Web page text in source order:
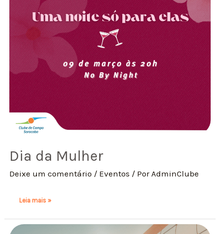
Dia da Mulher
Deixe um comentário / Eventos / PorAdminClube
Leia mais »
Torneio